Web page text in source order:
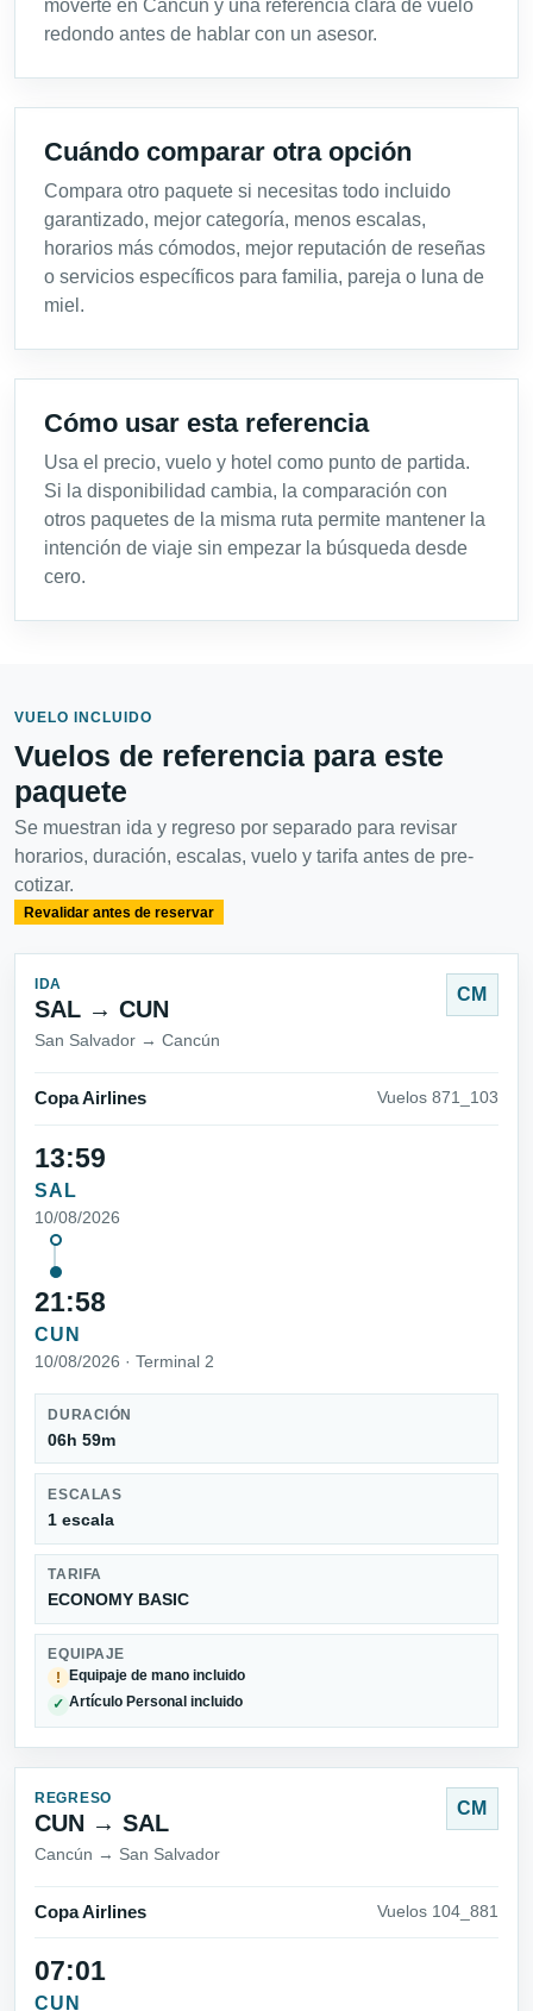
moverte en Cancún y una referencia clara de vuelo
redondo antes de hablar con un asesor.
Cuándo comparar otra opción
Compara otro paquete si necesitas todo incluido
garantizado, mejor categoría, menos escalas,
horarios más cómodos, mejor reputación de reseñas
o servicios específicos para familia, pareja o luna de
miel.
Cómo usar esta referencia
Usa el precio, vuelo y hotel como punto de partida.
Si la disponibilidad cambia, la comparación con
otros paquetes de la misma ruta permite mantener la
intención de viaje sin empezar la búsqueda desde
cero.
VUELO INCLUIDO
Vuelos de referencia para este
paquete
Se muestran ida y regreso por separado para revisar
horarios, duración, escalas, vuelo y tarifa antes de pre-
cotizar.
Revalidar antes de reservar
IDA
SAL → CUN
San Salvador → Cancún
CM
Copa Airlines Vuelos 871_103
13:59
SAL
10/08/2026
21:58
CUN
10/08/2026 · Terminal 2
DURACIÓN
06h 59m
ESCALAS
1 escala
TARIFA
ECONOMY BASIC
EQUIPAJE
!
Equipaje de mano incluido
✓ Artículo Personal incluido
REGRESO
CUN → SAL
Cancún → San Salvador
CM
Copa Airlines Vuelos 104_881
07:01
CUN